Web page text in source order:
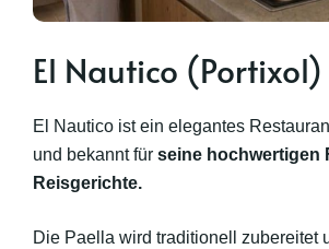
El Nautico (Portixol)
El Nautico ist ein elegantes
und bekannt für seine hochwertigen
Reisgerichte.
Die Paella wird traditionell zubereitet